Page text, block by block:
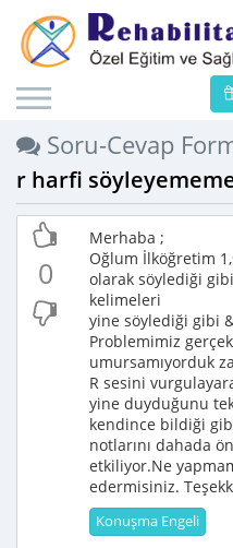
Soru-Cevap
r harfi
0
Merhaba ;
Oğlum İlköğretim
olarak söylediği
kelimeleri
yine söylediği gibi
Problemimiz
umursamıyorduk
R sesini
yine duyduğunu
kendince bildiği
notlarını dahada
etkiliyor.Ne
edermisiniz.
Konuşma Engeli